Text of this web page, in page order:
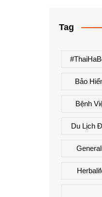
Tag
Bảo
Bệnh
Du Lịch